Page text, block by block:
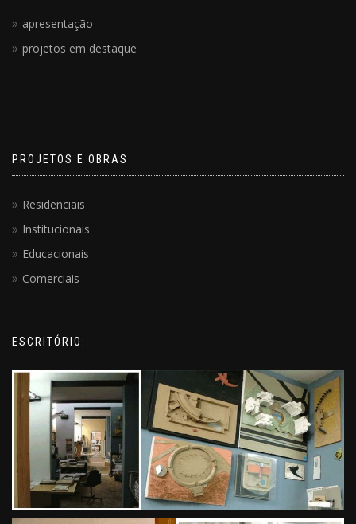
apresentação
projetos em destaque
PROJETOS E OBRAS
Residenciais
Institucionais
Educacionais
Comerciais
ESCRITÓRIO: